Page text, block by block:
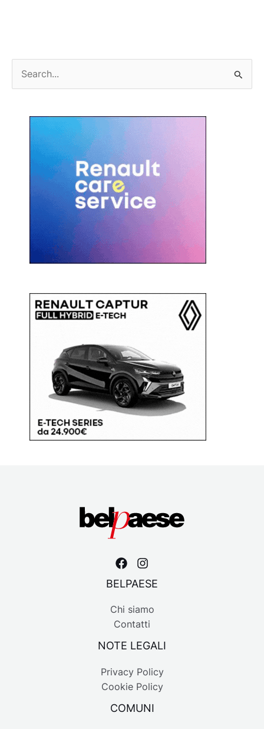
BELPAESE
Chi siamo
Contatti
NOTE LEGALI
Privacy Policy
Cookie Policy
COMUNI